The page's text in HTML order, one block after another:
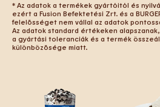
* Az adatok a termékek gyártóitól és
ezért a Fusion Befektetési Zrt. és a
felelősséget nem vállal az adatok
Az adatok standard értékeken
a gyártási toleranciák és a termék
különbözősége miatt.